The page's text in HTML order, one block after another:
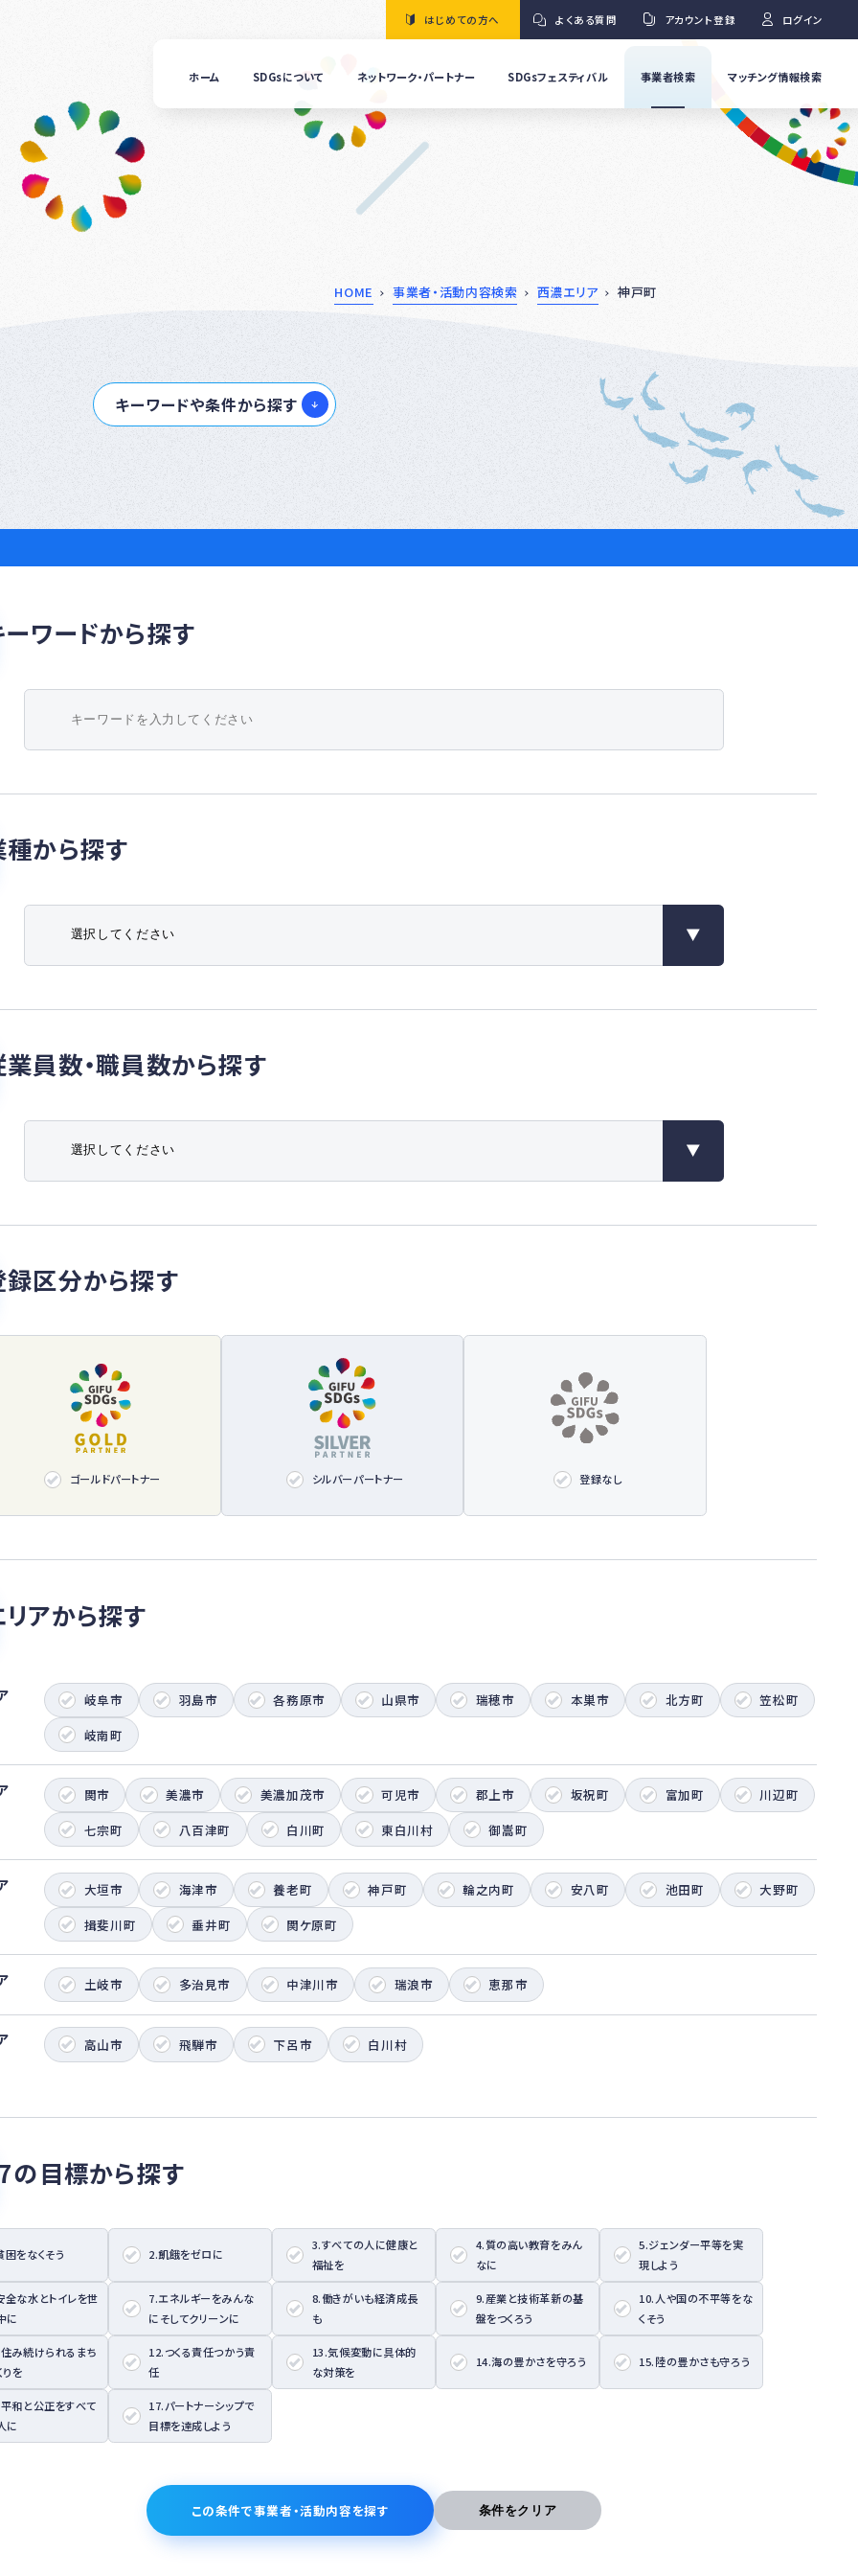
はじめての方へ よくある質問 アカウント登録 ログイン
ホーム SDGsについて ネットワーク・パートナー
の国
ぎふ」
につ
いて
SDGsフェスティバル 事業者検索
ベ
ト
集
内
マッチング情報検索
HOME 事業者・活動内容検索 西濃エリア 神戸町
キーワードや条件から探す
ワードから探す
種から探す
員数・職員数から探す
録区分から探す
ゴールドパートナー シルバーパートナー 登録なし
アから探す
岐阜市 羽島市 各務原市 山県市 瑞穂市 本巣市 北方町
笠松町
岐南町
関市 美濃市 美濃加茂市 可児市 郡上市 坂祝町 富加町
川辺町
七宗町
八百津町 白川町 東白川村 御嵩町
大垣市 海津市 養老町 神戸町 輪之内町 安八町 池田町
大野町
揖斐川町
垂井町 関ケ原町
土岐市 多治見市 中津川市 瑞浪市 恵那市
高山市 飛騨市 下呂市 白川村
の目標から探す
困をなくそう 2.飢餓をゼロに
3.すべての人に健康と
福祉を
4.質の高い教育をみん
なに
5.ジェンダー平等を実
現しよう
全な水とトイレを世
に
7.エネルギーをみんな
にそしてクリーンに
8.働きがいも経済成長
も
9.産業と技術革新の基
盤をつくろう
10.人や国の不平等をな
くそう
み続けられるまち
りを
12.つくる責任つかう責
任
13.気候変動に具体的
な対策を
14.海の豊かさを守ろう 15.陸の豊かさも守ろう
和と公正をすべて
に
17.パートナーシップで
目標を達成しよう
この条件で事業者・活動内容を探す